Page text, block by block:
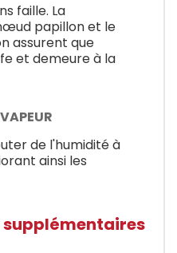
faille. La
papillon et le
assurent que
et demeure à la
de l'humidité à
ainsi les